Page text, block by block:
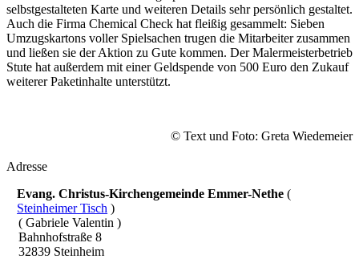
selbstgestalteten Karte und weiteren Details sehr persönlich gestaltet.
Auch die Firma Chemical Check hat fleißig gesammelt: Sieben
Umzugskartons voller Spielsachen trugen die Mitarbeiter zusammen
und ließen sie der Aktion zu Gute kommen. Der Malermeisterbetrieb
Stute hat außerdem mit einer Geldspende von 500 Euro den Zukauf
weiterer Paketinhalte unterstützt.
© Text und Foto: Greta Wiedemeier
Adresse
Evang. Christus-Kirchengemeinde Emmer-Nethe (
Steinheimer Tisch )
( Gabriele Valentin )
Bahnhofstraße 8
32839 Steinheim